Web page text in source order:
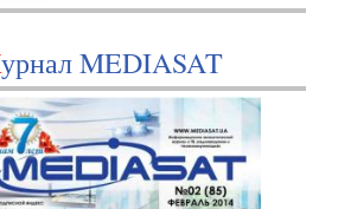
Журнал MEDIASAT